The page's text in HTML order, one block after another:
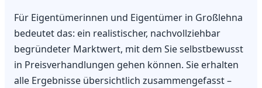
Für Eigentümerinnen und Eigentümer in Großlehna
bedeutet das: ein realistischer, nachvollziehbar
begründeter Marktwert, mit dem Sie selbstbewusst
in Preisverhandlungen gehen können. Sie erhalten
alle Ergebnisse übersichtlich zusammengefasst –